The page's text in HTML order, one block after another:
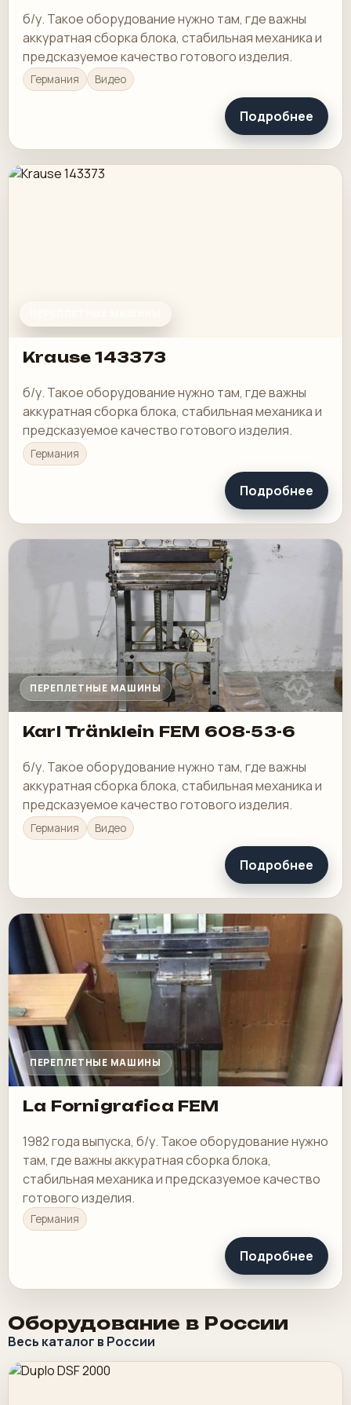
б/у. Такое оборудование нужно там, где важны
аккуратная сборка блока, стабильная механика и
предсказуемое качество готового изделия.
Германия Видео
Подробнее
Krause 143373
б/у. Такое оборудование нужно там, где важны
аккуратная сборка блока, стабильная механика и
предсказуемое качество готового изделия.
Германия
Подробнее
ПЕРЕПЛЕТНЫЕ МАШИНЫ
Karl Tränklein FEM 608-53-6
б/у. Такое оборудование нужно там, где важны
аккуратная сборка блока, стабильная механика и
предсказуемое качество готового изделия.
Германия Видео
Подробнее
ПЕРЕПЛЕТНЫЕ МАШИНЫ
La Fornigrafica FEM
1982 года выпуска, б/у. Такое оборудование нужно
там, где важны аккуратная сборка блока,
стабильная механика и предсказуемое качество
готового изделия.
Германия
Подробнее
Оборудование в России
Весь каталог в России